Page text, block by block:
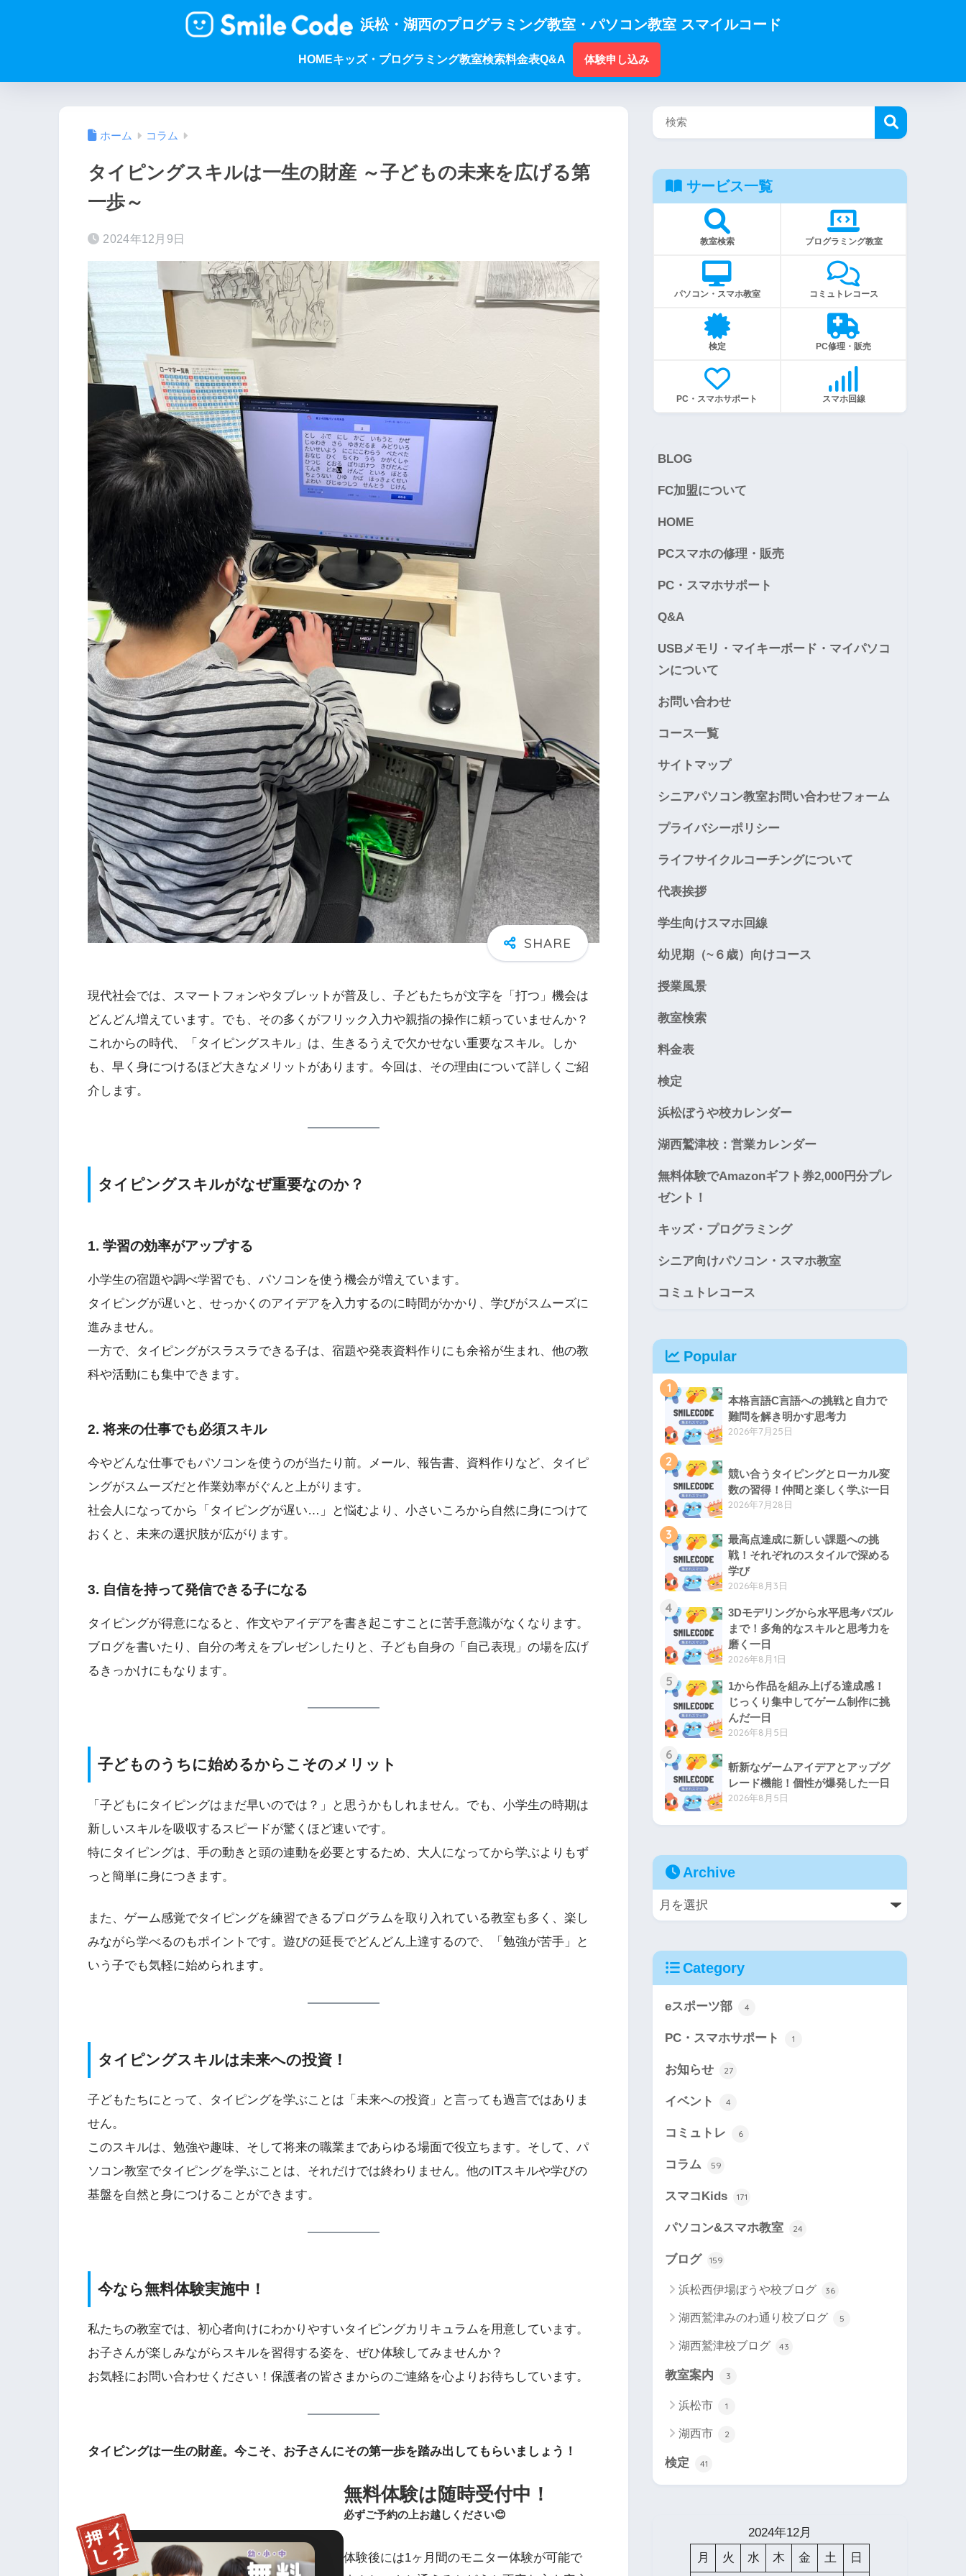
浜松・湖西のプログラミング教室・パソコン教室 スマイルコード
HOMEキッズ・プログラミング教室検索料金表Q&A 体験申し込み
ホーム コラム
タイピングスキルは一生の財産 ～子どもの未来を広げる第
一歩～
2024年12月9日
現代社会では、スマートフォンやタブレットが普及し、子どもたちが文字を「打つ」機会は
どんどん増えています。でも、その多くがフリック入力や親指の操作に頼っていませんか？
これからの時代、「タイピングスキル」は、生きるうえで欠かせない重要なスキル。しか
も、早く身につけるほど大きなメリットがあります。今回は、その理由について詳しくご紹
介します。
タイピングスキルがなぜ重要なのか？
1. 学習の効率がアップする
小学生の宿題や調べ学習でも、パソコンを使う機会が増えています。
タイピングが遅いと、せっかくのアイデアを入力するのに時間がかかり、学びがスムーズに
進みません。
一方で、タイピングがスラスラできる子は、宿題や発表資料作りにも余裕が生まれ、他の教
科や活動にも集中できます。
2. 将来の仕事でも必須スキル
今やどんな仕事でもパソコンを使うのが当たり前。メール、報告書、資料作りなど、タイピ
ングがスムーズだと作業効率がぐんと上がります。
社会人になってから「タイピングが遅い…」と悩むより、小さいころから自然に身につけて
おくと、未来の選択肢が広がります。
3. 自信を持って発信できる子になる
タイピングが得意になると、作文やアイデアを書き起こすことに苦手意識がなくなります。
ブログを書いたり、自分の考えをプレゼンしたりと、子ども自身の「自己表現」の場を広げ
るきっかけにもなります。
子どものうちに始めるからこそのメリット
「子どもにタイピングはまだ早いのでは？」と思うかもしれません。でも、小学生の時期は
新しいスキルを吸収するスピードが驚くほど速いです。
特にタイピングは、手の動きと頭の連動を必要とするため、大人になってから学ぶよりもず
っと簡単に身につきます。
また、ゲーム感覚でタイピングを練習できるプログラムを取り入れている教室も多く、楽し
みながら学べるのもポイントです。遊びの延長でどんどん上達するので、「勉強が苦手」と
いう子でも気軽に始められます。
タイピングスキルは未来への投資！
子どもたちにとって、タイピングを学ぶことは「未来への投資」と言っても過言ではありま
せん。
このスキルは、勉強や趣味、そして将来の職業まであらゆる場面で役立ちます。そして、パ
ソコン教室でタイピングを学ぶことは、それだけでは終わりません。他のITスキルや学びの
基盤を自然と身につけることができます。
今なら無料体験実施中！
私たちの教室では、初心者向けにわかりやすいタイピングカリキュラムを用意しています。
お子さんが楽しみながらスキルを習得する姿を、ぜひ体験してみませんか？
お気軽にお問い合わせください！保護者の皆さまからのご連絡を心よりお待ちしています。
タイピングは一生の財産。今こそ、お子さんにその第一歩を踏み出してもらいましょう！
無料体験は随時受付中！
体験後には1ヶ月間のモニター体験が可能で
サービス一覧
教室検索 プログラミング教室
パソコン・スマホ教室 コミュトレコース
検定 PC修理・販売
PC・スマホサポート スマホ回線
BLOG
FC加盟について
HOME
PCスマホの修理・販売
PC・スマホサポート
Q&A
USBメモリ・マイキーボード・マイパソコ
ンについて
お問い合わせ
コース一覧
サイトマップ
シニアパソコン教室お問い合わせフォーム
プライバシーポリシー
ライフサイクルコーチングについて
代表挨拶
学生向けスマホ回線
幼児期（~６歳）向けコース
授業風景
教室検索
料金表
検定
浜松ぼうや校カレンダー
湖西鷲津校：営業カレンダー
無料体験でAmazonギフト券2,000円分プレ
ゼント！
キッズ・プログラミング
シニア向けパソコン・スマホ教室
コミュトレコース
Popular
1
本格言語C言語への挑戦と自力で
難問を解き明かす思考力
2026年7月25日
2
競い合うタイピングとローカル変
数の習得！仲間と楽しく学ぶ一日
2026年7月28日
3
最高点達成に新しい課題への挑
戦！それぞれのスタイルで深める
学び
2026年8月3日
4
3Dモデリングから水平思考パズル
まで！多角的なスキルと思考力を
磨く一日
2026年8月1日
5
1から作品を組み上げる達成感！
じっくり集中してゲーム制作に挑
んだ一日
2026年8月5日
6
斬新なゲームアイデアとアップグ
レード機能！個性が爆発した一日
2026年8月5日
Archive
Category
eスポーツ部 4
PC・スマホサポート 1
お知らせ 27
イベント 4
コミュトレ 6
コラム 59
スマコKids 171
パソコン&スマホ教室 24
ブログ 159
浜松西伊場ぼうや校ブログ 36
湖西鷲津みのわ通り校ブログ 5
湖西鷲津校ブログ 43
教室案内 3
浜松市 1
湖西市 2
検定 41
2024年12月
月
火 水 木 金 土 日